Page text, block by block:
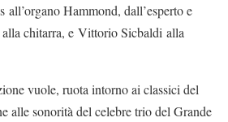
Hammond, dall’esperto e
chitarra, e Vittorio Sicbaldi alla
vuole, ruota intorno ai classici del
alle sonorità del celebre trio del Grande